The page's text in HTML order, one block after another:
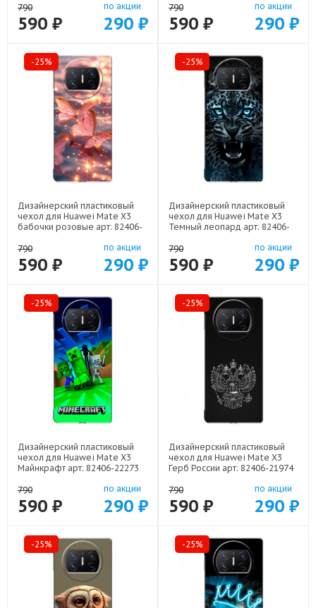
790
590 ₽
по акции
290 ₽
22547
790
590 ₽
по акции
290 ₽
-25%
Дизайнерский пластиковый
чехол для Huawei Mate X3
бабочки розовые арт: 82406-
790
590 ₽
по акции
290 ₽
-25%
Дизайнерский пластиковый
чехол для Huawei Mate X3
Темный леопард арт: 82406-
790
590 ₽
по акции
290 ₽
-25%
Дизайнерский пластиковый
чехол для Huawei Mate X3
Майнкрафт арт: 82406-22273
790
590 ₽
по акции
290 ₽
-25%
Дизайнерский пластиковый
чехол для Huawei Mate X3
Герб России арт: 82406-21974
790
590 ₽
по акции
290 ₽
-25% -25%